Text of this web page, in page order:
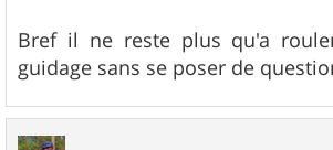
Bref il ne reste plus qu'a
guidage sans se poser de